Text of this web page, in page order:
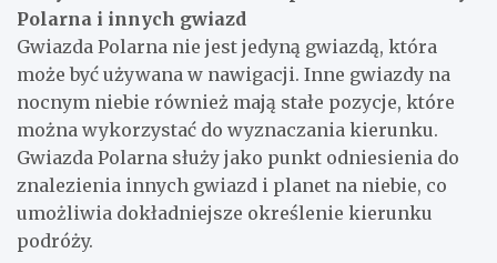
Polarna i innych gwiazd
Gwiazda Polarna nie jest jedyną gwiazdą, która
może być używana w nawigacji. Inne gwiazdy na
nocnym niebie również mają stałe pozycje, które
można wykorzystać do wyznaczania kierunku.
Gwiazda Polarna służy jako punkt odniesienia do
znalezienia innych gwiazd i planet na niebie, co
umożliwia dokładniejsze określenie kierunku
podróży.